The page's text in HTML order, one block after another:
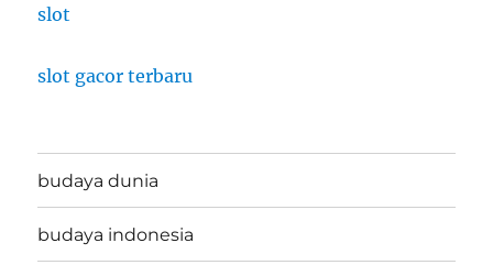
slot
slot gacor terbaru
budaya dunia
budaya indonesia